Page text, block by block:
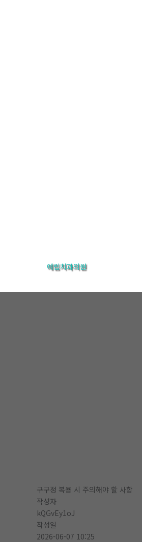
건
예림치과의원
구구정 복용 시 주의해야 할 사항
작성자
kQGvEy1oJ
작성일
2026-06-07 10:25